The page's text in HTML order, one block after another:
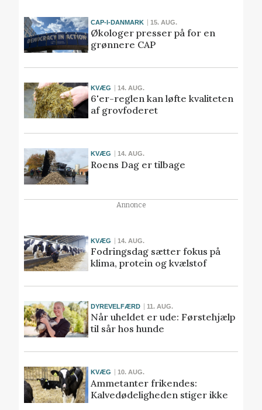
CAP-I-DANMARK 15. AUG.
Økologer presser på for en
grønnere CAP
KVÆG 14. AUG.
6'er-reglen kan løfte kvaliteten
af grovfoderet
KVÆG 14. AUG.
Roens Dag er tilbage
Annonce
KVÆG 14. AUG.
Fodringsdag sætter fokus på
klima, protein og kvælstof
DYREVELFÆRD 11. AUG.
Når uheldet er ude: Førstehjælp
til sår hos hunde
KVÆG 10. AUG.
Ammetanter frikendes:
Kalvedødeligheden stiger ikke